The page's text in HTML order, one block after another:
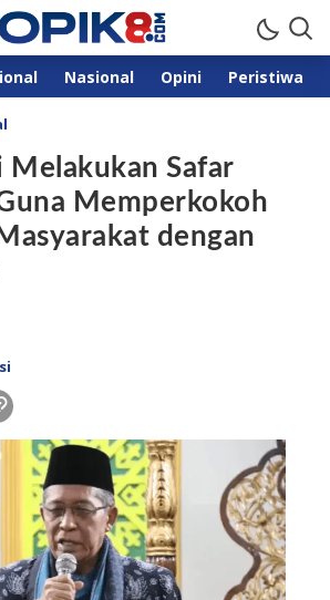
Nasional Opini Peristiwa
Melakukan Safar
Memperkokoh
dengan